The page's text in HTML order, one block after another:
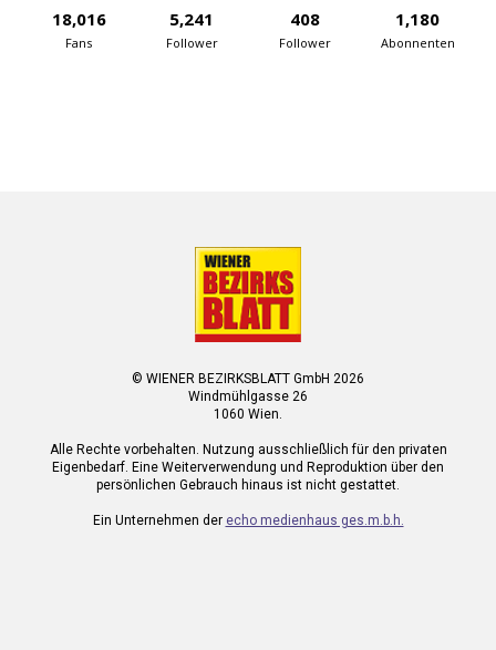
18,016
Fans
5,241
Follower
408
Follower
1,180
Abonnenten
© WIENER BEZIRKSBLATT GmbH 2026
Windmühlgasse 26
1060 Wien.
Alle Rechte vorbehalten. Nutzung ausschließlich für den privaten
Eigenbedarf. Eine Weiterverwendung und Reproduktion über den
persönlichen Gebrauch hinaus ist nicht gestattet.
Ein Unternehmen der echo medienhaus ges.m.b.h.